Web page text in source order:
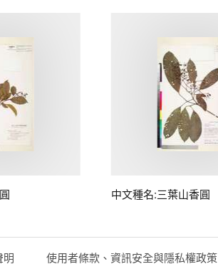
中文種名:三葉山香圓
明 使用者條款、資訊安全與隱私權政策